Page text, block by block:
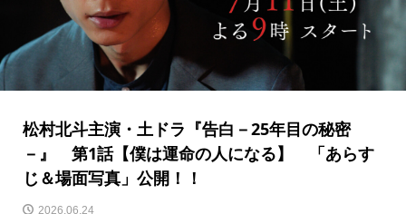
松村北斗主演・土ドラ『告白－25年目の秘密
－』 第1話【僕は運命の人になる】 「あらす
じ＆場面写真」公開！！
2026.06.24